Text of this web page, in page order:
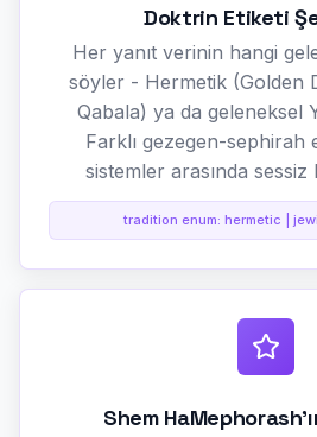
Doktrin Etiketi
Her yanıt verinin hangi
söyler - Hermetik (Golden
Qabala) ya da geleneksel
Farklı gezegen-sephirah
sistemler arasında sessiz
tradition enum: hermetic |
Shem